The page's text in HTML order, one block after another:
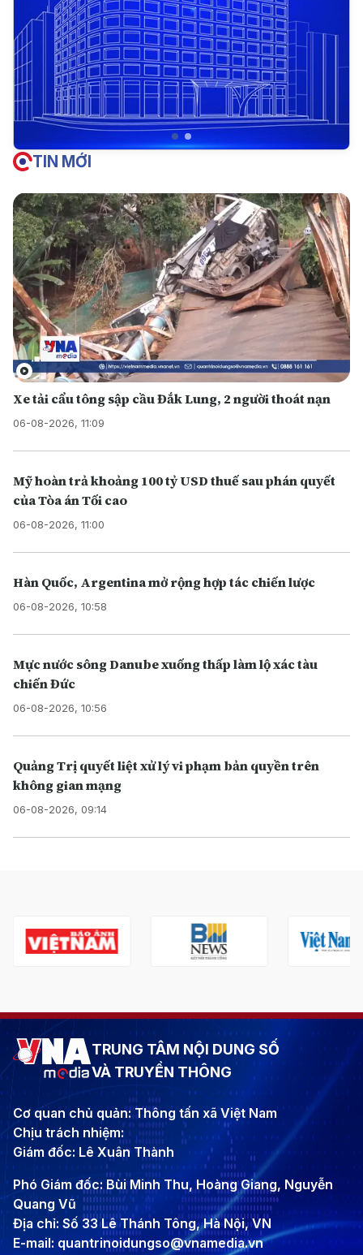
TIN MỚI
Xe tải cẩu tông sập cầu Đắk Lung, 2 người thoát nạn
06-08-2026, 11:09
Mỹ hoàn trả khoảng 100 tỷ USD thuế sau phán quyết
của Tòa án Tối cao
06-08-2026, 11:00
Hàn Quốc, Argentina mở rộng hợp tác chiến lược
06-08-2026, 10:58
Mực nước sông Danube xuống thấp làm lộ xác tàu
chiến Đức
06-08-2026, 10:56
Quảng Trị quyết liệt xử lý vi phạm bản quyền trên
không gian mạng
06-08-2026, 09:14
TRUNG TÂM NỘI DUNG SỐ
VÀ TRUYỀN THÔNG
Cơ quan chủ quản: Thông tấn xã Việt Nam
Chịu trách nhiệm:
Giám đốc: Lê Xuân Thành
Phó Giám đốc: Bùi Minh Thu, Hoàng Giang, Nguyễn
Quang Vũ
Địa chỉ: Số 33 Lê Thánh Tông, Hà Nội, VN
E-mail: quantrinoidungso@vnamedia.vn